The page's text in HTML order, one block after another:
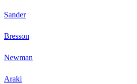
Sander
Bresson
Newman
Araki